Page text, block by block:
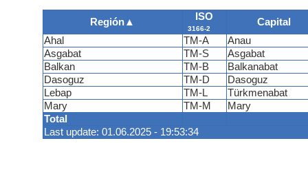
Región▲ ISO
3166-2
Capital
Total
Last update: 01.06.2025 - 19:53:34
Ahal TM-A
Anau
Asgabat
TM-S
Asgabat
Balkan
TM-B
Balkanabat
Dasoguz
TM-D
Dasoguz
Lebap
TM-L
Türkmenabat
Mary
TM-M Mary